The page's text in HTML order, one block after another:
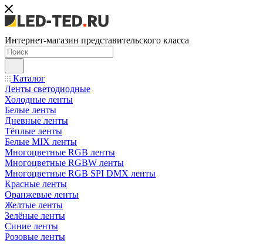
Интернет-магазин представительского класса
Каталог
Ленты светодиодные
Холодные ленты
Белые ленты
Дневные ленты
Тёплые ленты
Белые MIX ленты
Многоцветные RGB ленты
Многоцветные RGBW ленты
Многоцветные RGB SPI DMX ленты
Красные ленты
Оранжевые ленты
Желтые ленты
Зелёные ленты
Синие ленты
Розовые ленты